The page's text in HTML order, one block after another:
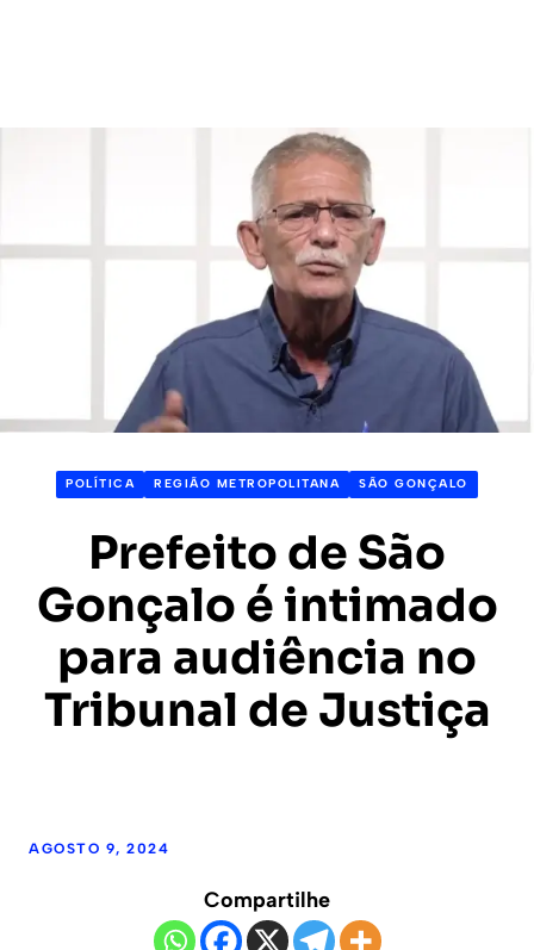
POLÍTICA REGIÃO METROPOLITANA SÃO GONÇALO
Prefeito de São
Gonçalo é intimado
para audiência no
Tribunal de Justiça
AGOSTO 9, 2024
Compartilhe